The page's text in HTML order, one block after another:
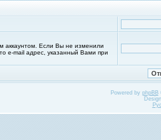
аккаунтом. Если Вы не изменили
e-mail адрес, указанный Вами при
Powered by phpBB